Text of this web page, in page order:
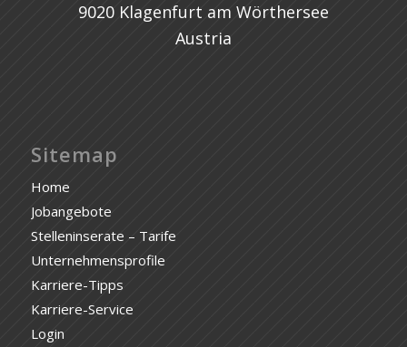
9020 Klagenfurt am Wörthersee
Austria
Sitemap
Home
Jobangebote
Stelleninserate – Tarife
Unternehmensprofile
Karriere-Tipps
Karriere-Service
Login